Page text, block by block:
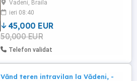
magazie+2 camere) ,constructiile sunt din
bac,put forat curtea betonata, dețin carte
funciară. Mai multe ...
Vadeni, Braila
ieri 08:40
45,000 EUR
50,000 EUR
Telefon validat
Vănd teren intravilan la Vădeni, -